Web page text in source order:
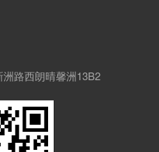
路西朗晴馨洲13B2